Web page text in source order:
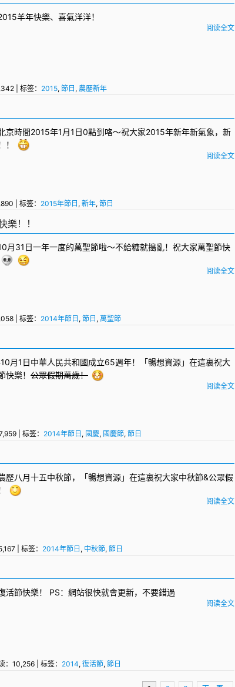
羊年快樂、喜氣洋洋！
阅读全文
| 标签： 2015, 節日 , 農歷新年
京時間2015年1月1日0點到咯～祝大家2015年新年新氣象，新
！
阅读全文
| 标签： 2015年節日 , 新年, 節日
樂！！
月31日一年一度的萬聖節啦～不給糖就搗亂！祝大家萬聖節快
阅读全文
| 标签： 2014年節日 , 節日 , 萬聖節
月1日中華人民共和國成立65週年！「暢想資源」在這裏祝大
快樂！ 公眾假期萬歲！
阅读全文
| 标签： 2014年節日 , 國慶, 國慶節, 節日
歷八月十五中秋節，「暢想資源」在這裏祝大家中秋節&公眾假
阅读全文
| 标签： 2014年節日 , 中秋節, 節日
活節快樂！ PS：網站很快就會更新，不要錯過
阅读全文
：10,256 | 标签： 2014, 復活節, 節日